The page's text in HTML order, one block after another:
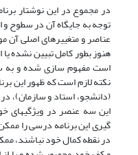
در مجموع در این نوشتار
توجه به جایگاه آن در سطوح
عناصر و متغییرهای اصلی آن
هنوز بطور کامل تبیین نشده
است مفهوم سازی شده و به
نکته لازم است که ظهور این
(دانشجو، استاد و سازمان)،
این سه عنصر در ویژگیهای
گیری این برنامه درسی را
در نقطه کمال خود نباشند،